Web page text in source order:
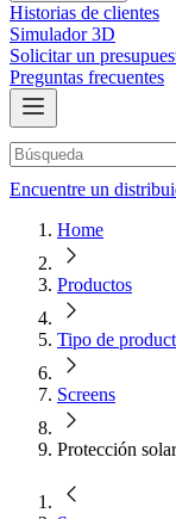
Historias de clientes
Simulador 3D
Solicitar un
Preguntas frecuentes
Encuentre un
Home
Productos
Tipo de
Screens
Protección